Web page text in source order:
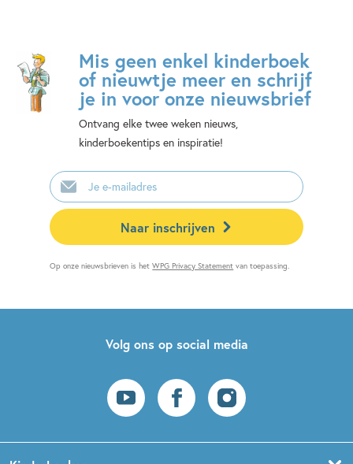
Mis geen enkel kinderboek
of nieuwtje meer en schrijf
je in voor onze nieuwsbrief
Ontvang elke twee weken nieuws,
kinderboekentips en inspiratie!
E-
mailadres
Naar inschrijven
Op onze nieuwsbrieven is hetWPG Privacy Statement van toepassing.
Volg ons op social media